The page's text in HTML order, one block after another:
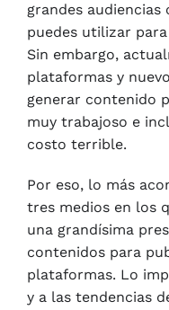
grandes
puedes utilizar
Sin embargo,
plataformas y
generar contenido
muy trabajoso e
costo terrible.
Por eso, lo más
tres medios en los
una grandísima
contenidos para
plataformas. Lo
y a las tendencias